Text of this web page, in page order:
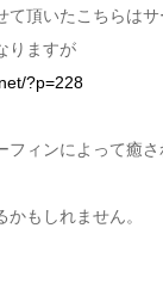
て頂いたこちらは
りますが
?p=228
ィンによって癒さ
もしれません。